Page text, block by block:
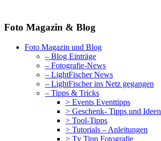
Foto Magazin & Blog
Foto Magazin und Blog
– Blog Einträge
– Fotografie-News
– LightFischer News
– LightFischer ins Netz gegangen
– Tipps & Tricks
> Events Eventtipps
> Geschenk- Tipps und Ideen
> Tool-Tipps
> Tutorials – Anleitungen
> Tv Tipp Fotografie